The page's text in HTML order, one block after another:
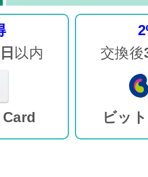
以内
交換後
ビッ